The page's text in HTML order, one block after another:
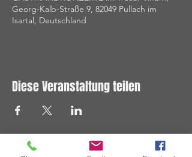
Georg-Kalb-Straße 9, 82049 Pullach im
Isartal, Deutschland
Diese Veranstaltung teilen